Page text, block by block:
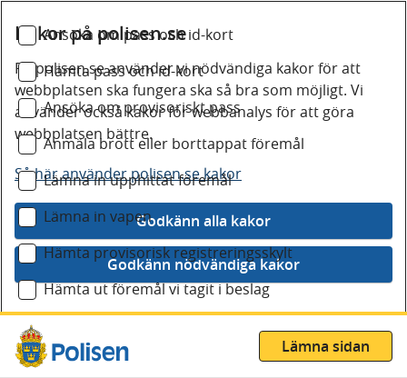
Kakor på polisen.se
På polisen.se använder vi nödvändiga kakor för att
webbplatsen ska fungera ska så bra som möjligt. Vi
använder också kakor för webbanalys för att göra
webbplatsen bättre.
Så här använder polisen.se kakor
Gå direkt till innehåll
Lämna sidan
Ansöka om pass och id-kort
Hämta pass och id-kort
Ansöka om provisoriskt pass
Anmäla brott eller borttappat föremål
Lämna in upphittat föremål
Lämna in vapen
Hämta provisorisk registreringsskylt
Hämta ut föremål vi tagit i beslag